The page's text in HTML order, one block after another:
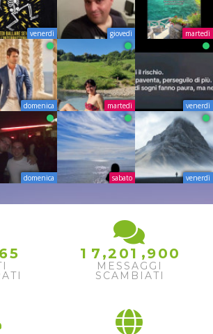
venerdì giovedì martedì
domenica martedì venerdì
domenica sabato venerdì
65 1 7 ,2 01 ,900
MESSAGGI
SCAMBIATI